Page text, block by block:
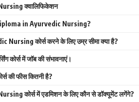
क्वालिफिकेशन
in Ayurvedic Nursing?
कोर्स करने के लिए उम्र सीमा क्या है?
कोर्स में जॉब की संभावनाएं।
की फीस कितनी है?
कोर्स में एडमिशन के लिए कौन से डॉक्यूमेंट लगेंगे?